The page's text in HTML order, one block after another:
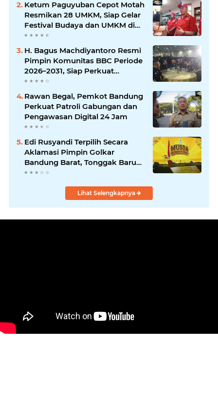
Ketum Paguyuban Cepot Motah
Resmikan 28 UMKM, Siap Gelar
Festival Budaya dan UMKM di
Jalan Braga
H. Bagus Machdiyantoro Resmi
Pimpin Komunitas BBC Periode
2026–2031, Siap Perkuat
Solidaritas dan Hadirkan
Program Nyata untuk
Masyarakat
Rawan Begal, Pemkot Bandung
Perkuat Patroli Gabungan dan
Pengawasan Digital 24 Jam
Edi Rusyandi Terpilih Secara
Aklamasi Pimpin Golkar
Bandung Barat, Tonggak Baru
Kepemimpinan Harmonis
Lihat Selengkapnya